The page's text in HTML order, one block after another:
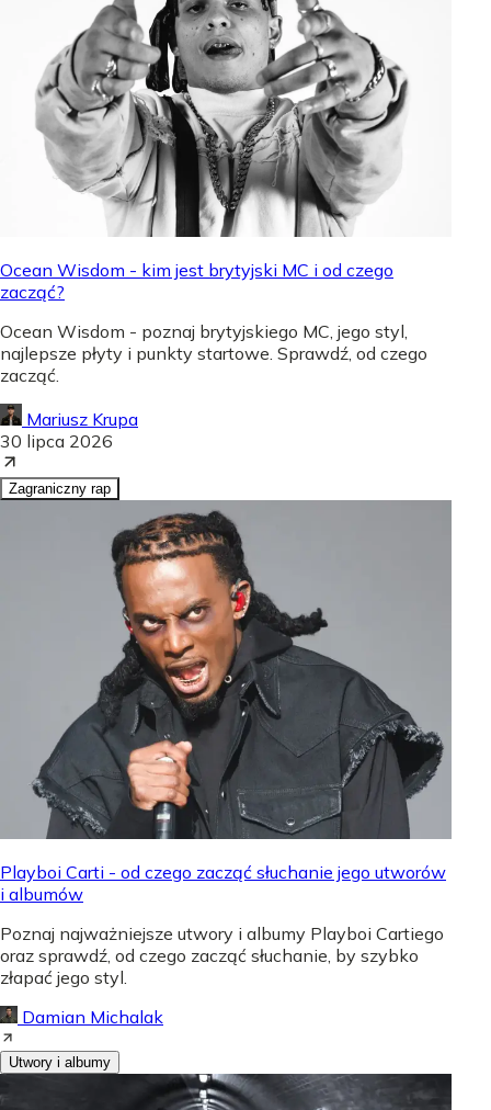
Ocean Wisdom - kim jest brytyjski MC i od czego
zacząć?
Ocean Wisdom - poznaj brytyjskiego MC, jego styl,
najlepsze płyty i punkty startowe. Sprawdź, od czego
zacząć.
Mariusz Krupa
30 lipca 2026
Zagraniczny rap
Playboi Carti - od czego zacząć słuchanie jego utworów
i albumów
Poznaj najważniejsze utwory i albumy Playboi Cartiego
oraz sprawdź, od czego zacząć słuchanie, by szybko
złapać jego styl.
Damian Michalak
Utwory i albumy